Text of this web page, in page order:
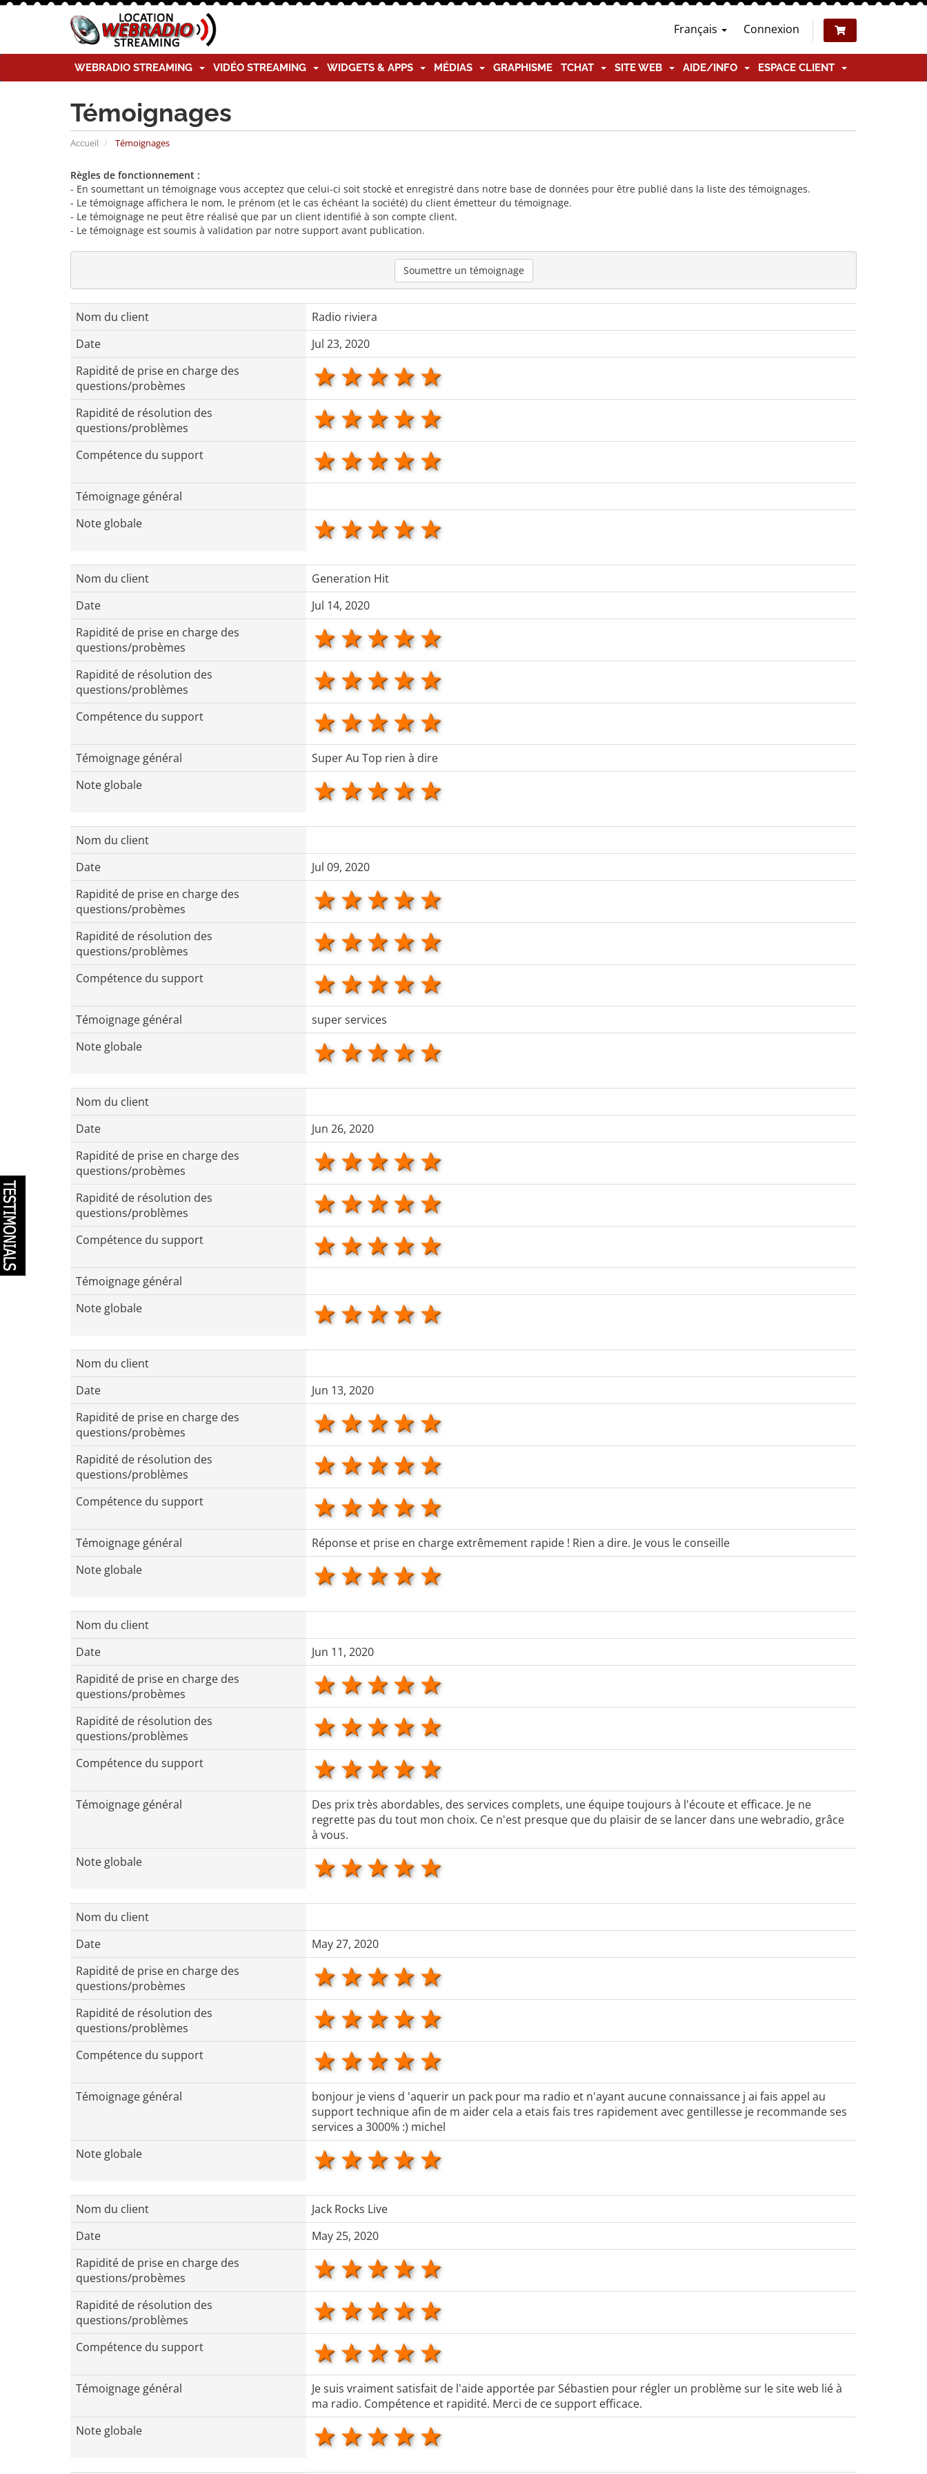
Français Connexion
WEBRADIO STREAMING VIDÉO STREAMING WIDGETS & APPS MÉDIAS GRAPHISME TCHAT SITE WEB AIDE/INFO ESPACE CLIENT
Témoignages
Accueil Témoignages
Règles de fonctionnement :
- En soumettant un témoignage vous acceptez que celui-ci soit stocké et enregistré dans notre base de données pour être publié dans la liste des témoignages.
- Le témoignage affichera le nom, le prénom (et le cas échéant la société) du client émetteur du témoignage.
- Le témoignage ne peut être réalisé que par un client identifié à son compte client.
- Le témoignage est soumis à validation par notre support avant publication.
Soumettre un témoignage
Nom du client
Radio riviera
Date
Jul 23, 2020
Rapidité de prise en charge des
questions/probèmes
4 stars
3 stars
2 stars
1 star
Rapidité de résolution des
questions/problèmes
4 stars
3 stars
2 stars
1 star
Compétence du support 4 stars
3 stars
2 stars
1 star
Témoignage général
Note globale
4 stars
3 stars
2 stars
1 star
Nom du client
Generation Hit
Date
Jul 14, 2020
Rapidité de prise en charge des
questions/probèmes
4 stars
3 stars
2 stars
1 star
Rapidité de résolution des
questions/problèmes
4 stars
3 stars
2 stars
1 star
Compétence du support 4 stars
3 stars
2 stars
1 star
Témoignage général
Super Au Top rien à dire
Note globale
4 stars
3 stars
2 stars
1 star
Nom du client
Date
Jul 09, 2020
Rapidité de prise en charge des
questions/probèmes
4 stars
3 stars
2 stars
1 star
Rapidité de résolution des
questions/problèmes
4 stars
3 stars
2 stars
1 star
Compétence du support 4 stars
3 stars
2 stars
1 star
Témoignage général
super services
Note globale
4 stars
3 stars
2 stars
1 star
Nom du client
Date
Jun 26, 2020
Rapidité de prise en charge des
questions/probèmes
4 stars
3 stars
2 stars
1 star
Rapidité de résolution des
questions/problèmes
4 stars
3 stars
2 stars
1 star
Compétence du support 4 stars
3 stars
2 stars
1 star
Témoignage général
Note globale
4 stars
3 stars
2 stars
1 star
Nom du client
Date
Jun 13, 2020
Rapidité de prise en charge des
questions/probèmes
4 stars
3 stars
2 stars
1 star
Rapidité de résolution des
questions/problèmes
4 stars
3 stars
2 stars
1 star
Compétence du support 4 stars
3 stars
2 stars
1 star
Témoignage général
Réponse et prise en charge extrêmement rapide ! Rien a dire. Je vous le conseille
Note globale
4 stars
3 stars
2 stars
1 star
Nom du client
Date
Jun 11, 2020
Rapidité de prise en charge des
questions/probèmes
4 stars
3 stars
2 stars
1 star
Rapidité de résolution des
questions/problèmes
4 stars
3 stars
2 stars
1 star
Compétence du support 4 stars
3 stars
2 stars
1 star
Témoignage général
Des prix très abordables, des services complets, une équipe toujours à l'écoute et efficace. Je ne
regrette pas du tout mon choix. Ce n'est presque que du plaisir de se lancer dans une webradio, grâce
à vous.
Note globale
4 stars
3 stars
2 stars
1 star
Nom du client
Date
May 27, 2020
Rapidité de prise en charge des
questions/probèmes
4 stars
3 stars
2 stars
1 star
Rapidité de résolution des
questions/problèmes
4 stars
3 stars
2 stars
1 star
Compétence du support 4 stars
3 stars
2 stars
1 star
Témoignage général
bonjour je viens d 'aquerir un pack pour ma radio et n'ayant aucune connaissance j ai fais appel au
support technique afin de m aider cela a etais fais tres rapidement avec gentillesse je recommande ses
services a 3000% :) michel
Note globale
4 stars
3 stars
2 stars
1 star
Nom du client
Jack Rocks Live
Date
May 25, 2020
Rapidité de prise en charge des
questions/probèmes
4 stars
3 stars
2 stars
1 star
Rapidité de résolution des
questions/problèmes
4 stars
3 stars
2 stars
1 star
Compétence du support 4 stars
3 stars
2 stars
1 star
Témoignage général
Je suis vraiment satisfait de l'aide apportée par Sébastien pour régler un problème sur le site web lié à
ma radio. Compétence et rapidité. Merci de ce support efficace.
Note globale
4 stars
3 stars
2 stars
1 star